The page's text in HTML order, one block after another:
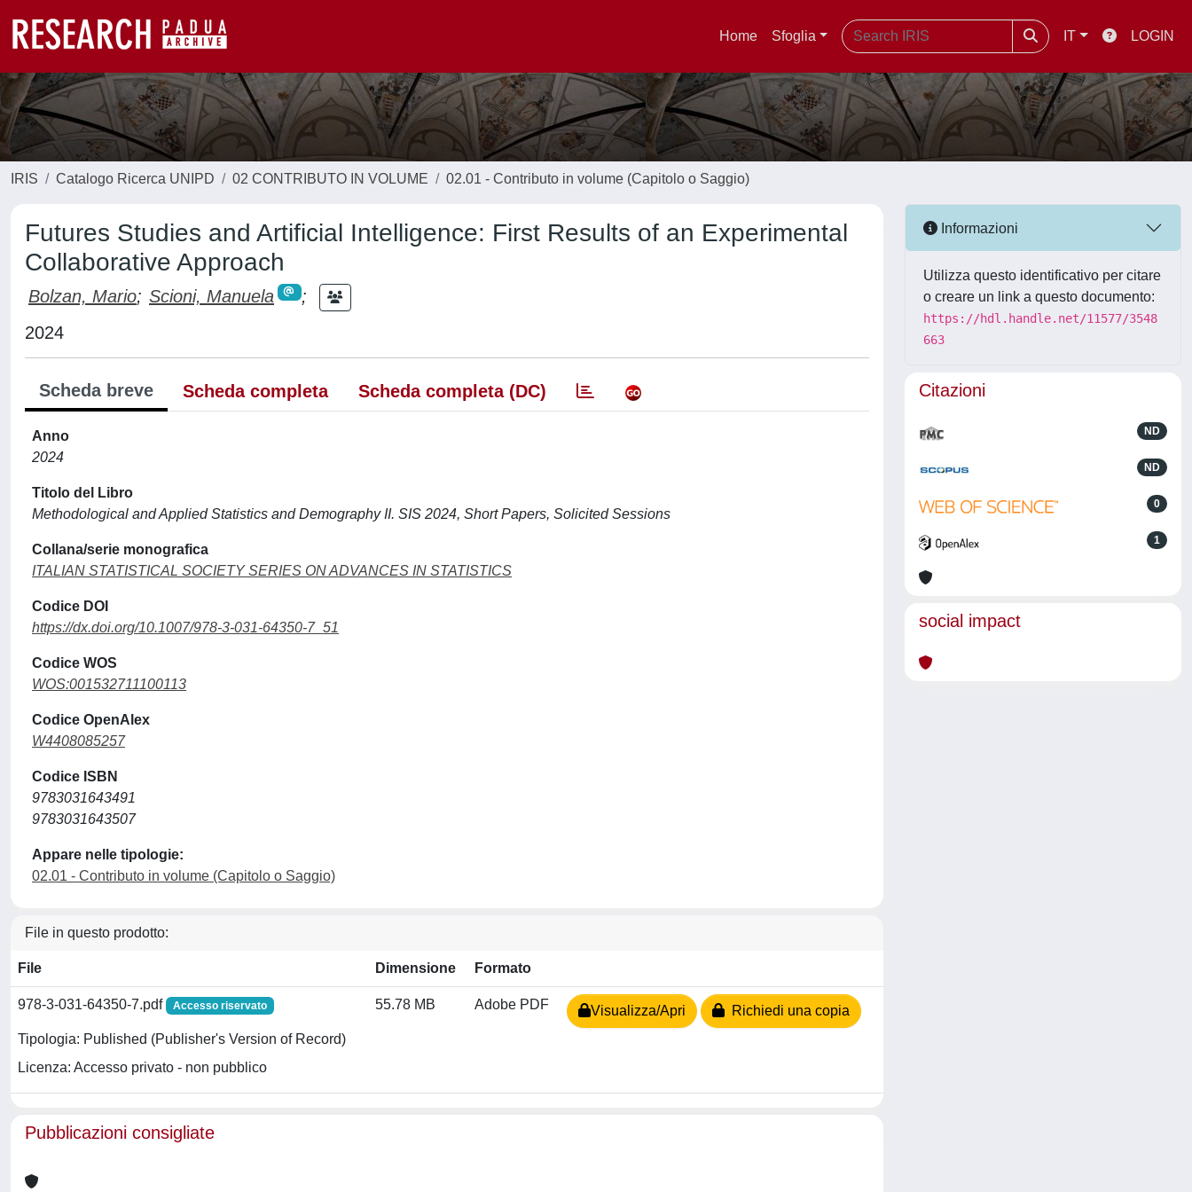
Home Sfoglia IT LOGIN
IRIS Catalogo Ricerca UNIPD 02 CONTRIBUTO IN VOLUME 02.01 - Contributo in volume (Capitolo o Saggio)
Futures Studies and Artificial Intelligence: First Results of an Experimental
Collaborative Approach
Bolzan, Mario; Scioni, Manuela
;
2024
Scheda breve Scheda completa Scheda completa (DC)
Anno
2024
Titolo del Libro
Methodological and Applied Statistics and Demography II. SIS 2024, Short Papers, Solicited Sessions
Collana/serie monografica
ITALIAN STATISTICAL SOCIETY SERIES ON ADVANCES IN STATISTICS
Codice DOI
https://dx.doi.org/10.1007/978-3-031-64350-7_51
Codice WOS
WOS:001532711100113
Codice OpenAlex
W4408085257
Codice ISBN
9783031643491
9783031643507
Appare nelle tipologie:
02.01 - Contributo in volume (Capitolo o Saggio)
File in questo prodotto:
File Dimensione Formato
978-3-031-64350-7.pdf Accesso riservato
Tipologia: Published (Publisher's Version of Record)
Licenza: Accesso privato - non pubblico
55.78 MB Adobe PDF Visualizza/Apri Richiedi una copia
Pubblicazioni consigliate
Informazioni
Utilizza questo identificativo per citare
o creare un link a questo documento:
https://hdl.handle.net/11577/3548
663
Citazioni
ND
ND
0
1
social impact